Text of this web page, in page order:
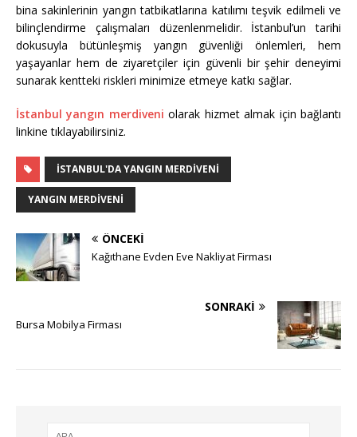
bina sakinlerinin yangın tatbikatlarına katılımı teşvik edilmeli ve
bilinçlendirme çalışmaları düzenlenmelidir. İstanbul’un tarihi
dokusuyla bütünleşmiş yangın güvenliği önlemleri, hem
yaşayanlar hem de ziyaretçiler için güvenli bir şehir deneyimi
sunarak kentteki riskleri minimize etmeye katkı sağlar.
İstanbul yangın merdiveni olarak hizmet almak için bağlantı
linkine tıklayabilirsiniz.
İSTANBUL'DA YANGIN MERDIVENI
YANGIN MERDIVENI
ÖNCEKI
Kağıthane Evden Eve Nakliyat Firması
SONRAKI
Bursa Mobilya Firması